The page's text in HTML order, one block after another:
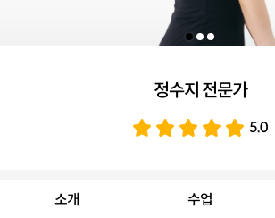
소개 수업
정수지 전문가
5.0